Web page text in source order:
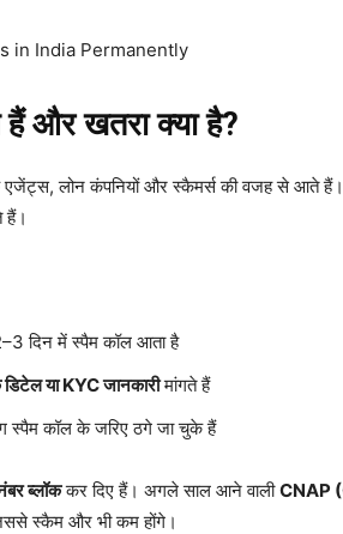
और खतरा क्या है?
एजेंट्स, लोन कंपनियों और स्कैमर्स की वजह से आते
हैं।
दिन में स्पैम कॉल आता है
या KYC जानकारीमांगते हैं
स्पैम कॉल के जरिए ठगे जा चुके हैं
ब्लॉककर दिए हैं। अगले साल आने वालीCNAP
स्कैम और भी कम होंगे।